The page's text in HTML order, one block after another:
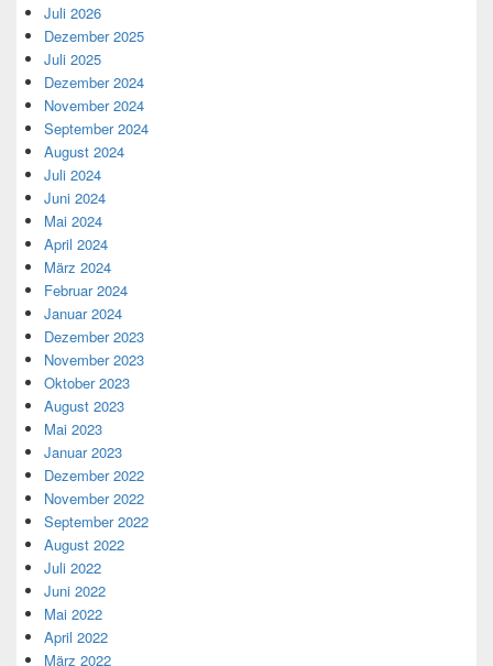
Juli 2026
Dezember 2025
Juli 2025
Dezember 2024
November 2024
September 2024
August 2024
Juli 2024
Juni 2024
Mai 2024
April 2024
März 2024
Februar 2024
Januar 2024
Dezember 2023
November 2023
Oktober 2023
August 2023
Mai 2023
Januar 2023
Dezember 2022
November 2022
September 2022
August 2022
Juli 2022
Juni 2022
Mai 2022
April 2022
März 2022